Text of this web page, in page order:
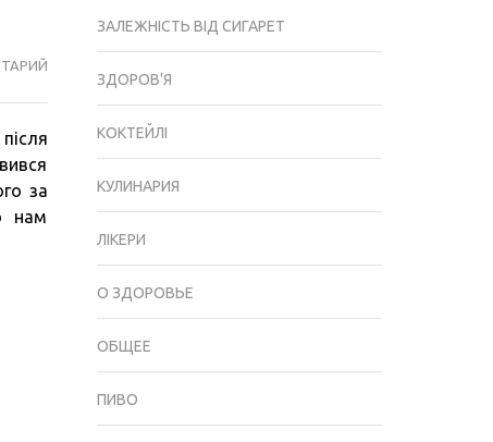
ПОРАДИ
РЕЦЕПТИ
ПРИГОТУВАННЯ
ДОМАШНІХ
за
нам
ЗАЛЕЖНІСТЬ ВІД СИГАРЕТ
ЗДОРОВ'Я
КОКТЕЙЛІ
КУЛИНАРИЯ
ЛІКЕРИ
О ЗДОРОВЬЕ
ОБЩЕЕ
ПИВО